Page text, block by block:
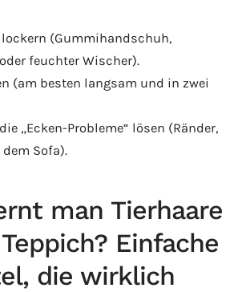
lockern (Gummihandschuh,
feuchter Wischer).
(am besten langsam und in zwei
„Ecken-Probleme“ lösen (Ränder,
Sofa).
man Tierhaare
Einfache
die wirklich